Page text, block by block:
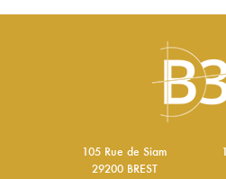
105 Rue de Siam
29200 BREST